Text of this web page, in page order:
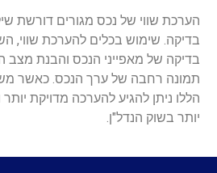
הערכת שווי של נכס מגורים דורשת
בדיקה. שימוש בכלים להערכת שווי,
בדיקה של מאפייני הנכס והבנת מצב
תמונה רחבה של ערך הנכס. כאשר
הללו ניתן להגיע להערכה מדויקת
יותר בשוק הנדל"ן.